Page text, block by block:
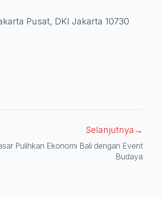
Pusat, DKI Jakarta 10730
Selanjutnya →
Pulihkan Ekonomi Bali dengan Event
Budaya